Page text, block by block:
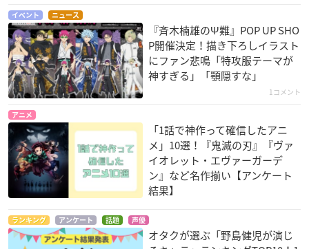
イベント ニュース
『斉木楠雄のΨ難』POP UP SHO
P開催決定！描き下ろしイラスト
にファン悲鳴「特攻服テーマが
神すぎる」「顎隠すな」
1コメント
アニメ
「1話で神作って確信したアニ
メ」10選！『鬼滅の刃』『ヴァ
イオレット・エヴァーガーデ
ン』など名作揃い【アンケート
結果】
ランキング アンケート 話題 声優
オタクが選ぶ「野島健児が演じ